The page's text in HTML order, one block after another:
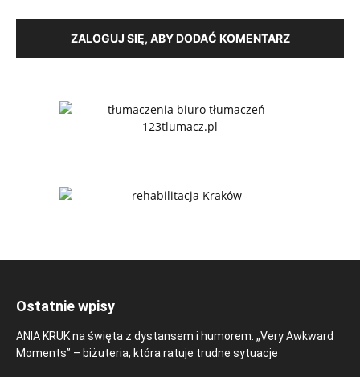
ZALOGUJ SIĘ, ABY DODAĆ KOMENTARZ
Ostatnie wpisy
ANIA KRUK na święta z dystansem i humorem: „Very Awkward
Moments” – biżuteria, która ratuje trudne sytuacje